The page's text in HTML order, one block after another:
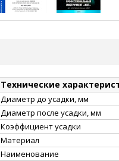
Технические
Диаметр до усадки, мм
Диаметр после усадки, мм
Коэффициент усадки
Материал
Наименование